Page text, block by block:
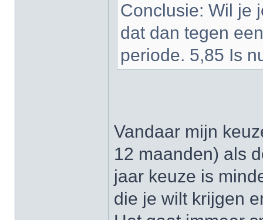
Conclusie: Wil je
dat dan tegen
periode. 5,85 Is
Vandaar mijn
12 maanden) als
jaar keuze is
die je wilt krijgen